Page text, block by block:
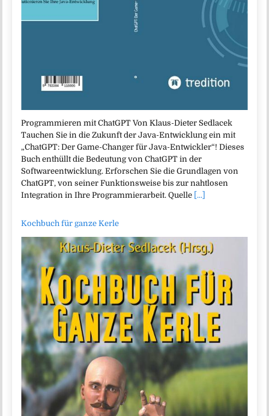
Programmieren mit ChatGPT Von Klaus-Dieter Sedlacek
Tauchen Sie in die Zukunft der Java-Entwicklung ein mit
„ChatGPT: Der Game-Changer für Java-Entwickler“! Dieses
Buch enthüllt die Bedeutung von ChatGPT in der
Softwareentwicklung. Erforschen Sie die Grundlagen von
ChatGPT, von seiner Funktionsweise bis zur nahtlosen
Integration in Ihre Programmierarbeit. Quelle [...]
Kochbuch für ganze Kerle